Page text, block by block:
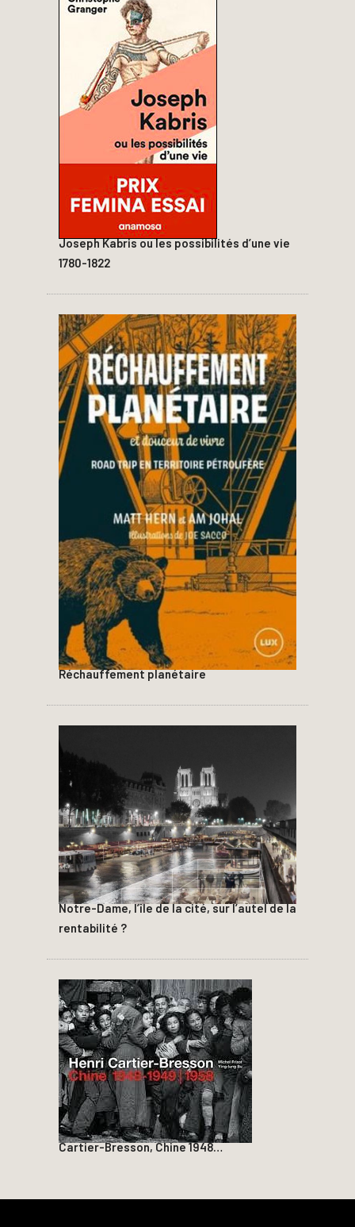
Joseph Kabris ou les possibilités d’une vie
1780-1822
Réchauffement planétaire
Notre-Dame, l’île de la cité, sur l’autel de la
rentabilité ?
Cartier-Bresson, Chine 1948…